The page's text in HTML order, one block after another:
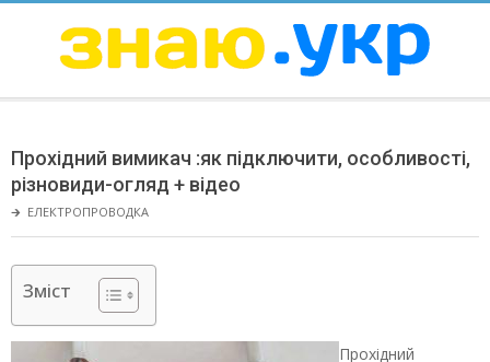
ЗНАЮ
Menu
Прохідний вимикач :як підключити, особливості,
різновиди-огляд + відео
🡲 ЕЛЕКТРОПРОВОДКА
Зміст
Прохідний